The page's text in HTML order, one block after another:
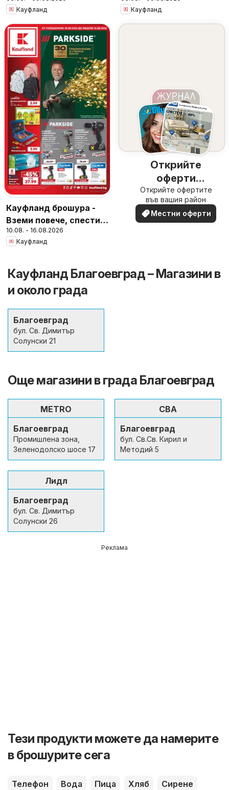
Кауфланд
Кауфланд
Кауфланд брошура -
Вземи повече, спести
повече с Kaufland с
валидност до
10.08. - 16.08.2026
Кауфланд
Открийте
оферти
наблизо
Открийте офертите
във вашия район
Местни оферти
Кауфланд Благоевград – Магазини в
и около града
Благоевград
бул. Св. Димитър
Солунски 21
Още магазини в града Благоевград
METRO
Благоевград
Промишлена зона,
Зеленодолско шосе 17
CBA
Благоевград
бул. Св.Св. Кирил и
Методий 5
Лидл
Благоевград
бул. Св. Димитър
Солунски 26
Реклама
Тези продукти можете да намерите
в брошурите сега
Телефон Вода Пица Хляб
Сирене